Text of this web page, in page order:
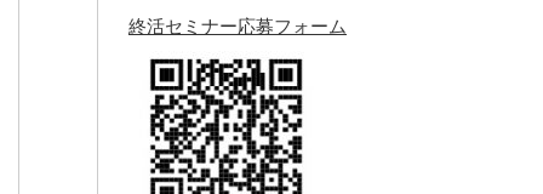
終活セミナー応募フォーム